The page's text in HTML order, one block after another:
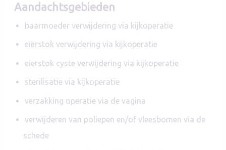
Aandachtsgebieden
baarmoeder verwijdering via kijkoperatie
eierstok verwijdering via kijkoperatie
eierstok cyste verwijdering via kijkoperatie
sterilisatie via kijkoperatie
verzakking operatie via de vagina
verwijderen van poliepen en/of vleesbomen via de
schede